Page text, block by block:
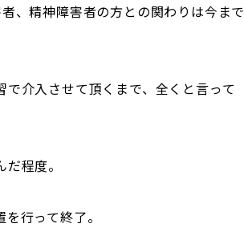
、精神障害者の方との関わりは今まで
介入させて頂くまで、全くと言って
程度。
行って終了。